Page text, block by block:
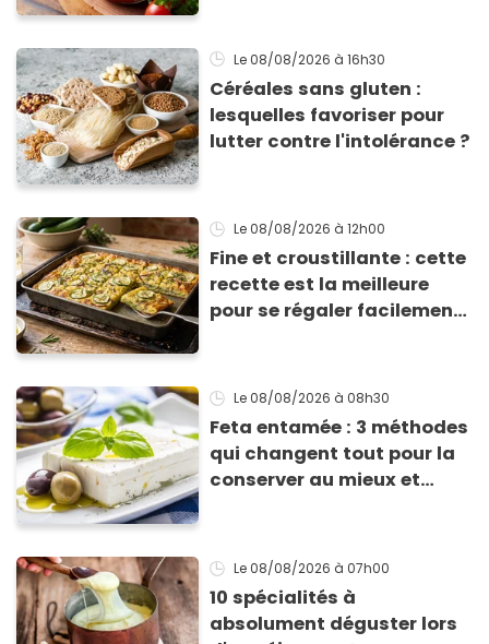
Le 08/08/2026 à 16h30
Céréales sans gluten :
lesquelles favoriser pour
lutter contre l'intolérance ?
Le 08/08/2026 à 12h00
Fine et croustillante : cette
recette est la meilleure
pour se régaler facilement
Le 08/08/2026 à 08h30
Feta entamée : 3 méthodes
qui changent tout pour la
conserver au mieux et
Le 08/08/2026 à 07h00
10 spécialités à
absolument déguster lors